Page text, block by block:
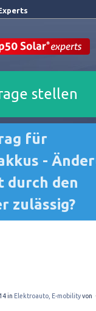
stellen
für
-
durch den
zulässig?
in Elektroauto, E-mobilityvon